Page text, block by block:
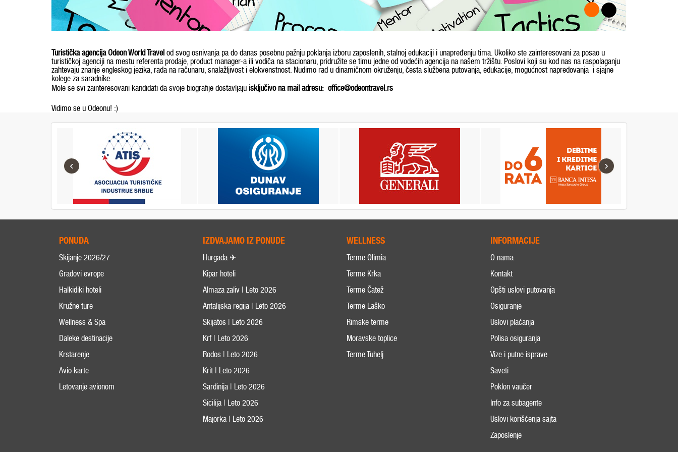
Turistička agencija Odeon World Travel od svog osnivanja pa do danas posebnu pažnju poklanja izboru zaposlenih, stalnoj edukaciji i unapređenju tima. Ukoliko ste zainteresovani za posao u
turističkoj agenciji na mestu referenta prodaje, product manager-a ili vodiča na stacionaru, pridružite se timu jedne od vodećih agencija na našem tržištu. Poslovi koji su kod nas na raspolaganju
zahtevaju znanje engleskog jezika, rada na računaru, snalažljivost i elokvenstnost. Nudimo rad u dinamičnom okruženju, česta službena putovanja, edukacije, mogućnost napredovanja i sjajne
kolege za saradnike.
Mole se svi zainteresovani kandidati da svoje biografije dostavljaju isključivo na mail adresu: office@odeontravel.rs
Vidimo se u Odeonu! :)
‹ ›
PONUDA
Skijanje 2026/27
Gradovi evrope
Halkidiki hoteli
Kružne ture
Wellness & Spa
Daleke destinacije
Krstarenje
Avio karte
Letovanje avionom
IZDVAJAMO IZ PONUDE
Hurgada ✈
Kipar hoteli
Almaza zaliv | Leto 2026
Antalijska regija | Leto 2026
Skijatos | Leto 2026
Krf | Leto 2026
Rodos | Leto 2026
Krit | Leto 2026
Sardinija | Leto 2026
Sicilija | Leto 2026
Majorka | Leto 2026
WELLNESS
Terme Olimia
Terme Krka
Terme Čatež
Terme Laško
Rimske terme
Moravske toplice
Terme Tuhelj
INFORMACIJE
O nama
Kontakt
Opšti uslovi putovanja
Osiguranje
Uslovi plaćanja
Polisa osiguranja
Vize i putne isprave
Saveti
Poklon vaučer
Info za subagente
Uslovi korišćenja sajta
Zaposlenje